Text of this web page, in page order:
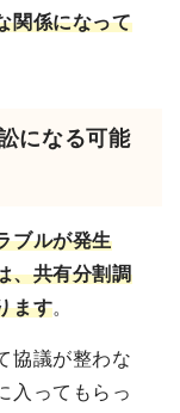
関係になって
になる可能
ブルが発生
、共有分割調
ます。
協議が整わな
入ってもらっ